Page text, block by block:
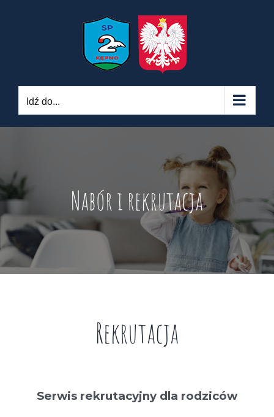
Idź do...
Nabór i rekrutacja
Rekrutacja
Serwis rekrutacyjny dla rodziców